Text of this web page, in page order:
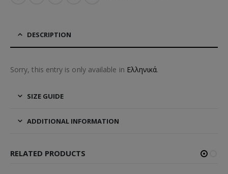
DESCRIPTION
Sorry, this entry is only available in Ελληνικά.
SIZE GUIDE
ADDITIONAL INFORMATION
RELATED PRODUCTS